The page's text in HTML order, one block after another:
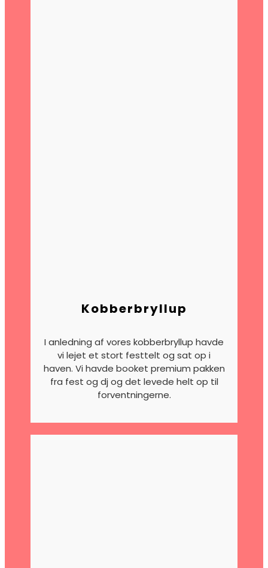
Kobberbryllup
I anledning af vores kobberbryllup havde
vi lejet et stort festtelt og sat op i
haven. Vi havde booket premium pakken
fra fest og dj og det levede helt op til
forventningerne.